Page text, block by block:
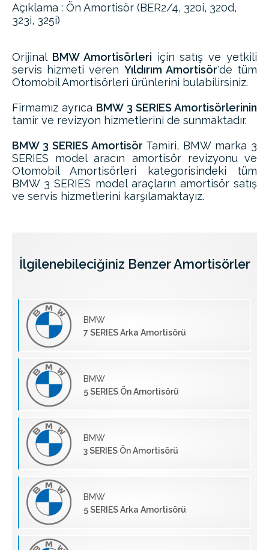
Açıklama : Ön Amortisör (BER2/4, 320i, 320d,
323i, 325i)
Orijinal BMW Amortisörleri için satış ve yetkili
servis hizmeti veren Yıldırım Amortisör'de tüm
Otomobil Amortisörleri ürünlerini bulabilirsiniz.
Firmamız ayrıca BMW 3 SERIES Amortisörlerinin
tamir ve revizyon hizmetlerini de sunmaktadır.
BMW 3 SERIES Amortisör Tamiri, BMW marka 3
SERIES model aracın amortisör revizyonu ve
Otomobil Amortisörleri kategorisindeki tüm
BMW 3 SERIES model araçların amortisör satış
ve servis hizmetlerini karşılamaktayız.
İlgilenebileciğiniz Benzer Amortisörler
BMW
7 SERIES Arka Amortisörü
BMW
5 SERIES Ön Amortisörü
BMW
3 SERIES Ön Amortisörü
BMW
5 SERIES Arka Amortisörü